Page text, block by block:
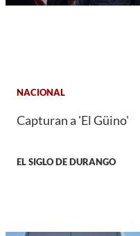
NACIONAL
Capturan a 'El Güino'
EL SIGLO DE DURANGO